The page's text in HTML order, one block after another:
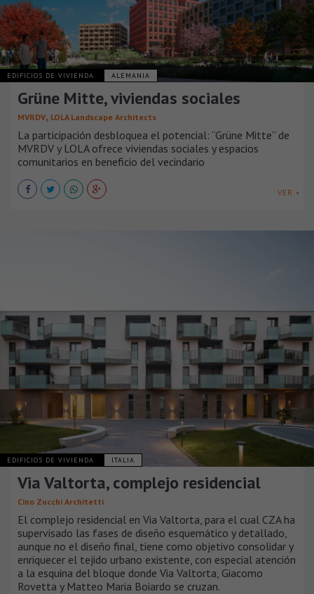
EDIFICIOS DE VIVIENDA ALEMANIA
Grüne Mitte, viviendas sociales
MVRDV, LOLA Landscape Architects
La participación desbloquea el potencial: “Grüne Mitte” de
MVRDV y LOLA ofrece viviendas sociales y espacios
comunitarios en beneficio del vecindario
VER +
EDIFICIOS DE VIVIENDA ITALIA
Via Valtorta, complejo residencial
Cino Zucchi Architetti
El complejo residencial en Via Valtorta, para el cual CZA ha
supervisado las fases de diseño esquemático y detallado,
aunque no el diseño final, tiene como objetivo consolidar y
enriquecer el tejido urbano existente, con especial atención
a la esquina del bloque donde Via Valtorta, Giacomo
Rovetta y Matteo Maria Boiardo se cruzan.